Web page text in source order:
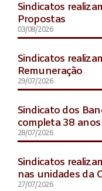
Sindicatos
Propostas
03/08/2026
Sindicatos
Remuneração
29/07/2026
Sindicato dos
completa 38
28/07/2026
Sindicatos
nas unidades da
27/07/2026